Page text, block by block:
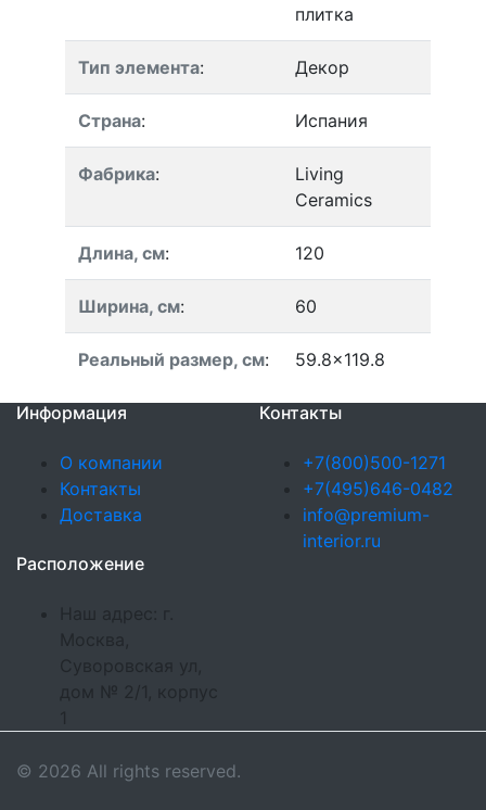
плитка
Тип элемента: Декор
Страна: Испания
Фабрика:
Living
Ceramics
Длина, см: 120
Ширина, см: 60
Реальный размер, см: 59.8x119.8
Информация
О компании
Контакты
Доставка
Контакты
+7(800)500-1271
+7(495)646-0482
info@premium-
interior.ru
Расположение
Наш адрес: г.
Москва,
Суворовская ул,
дом № 2/1, корпус
© 2026 All rights reserved.